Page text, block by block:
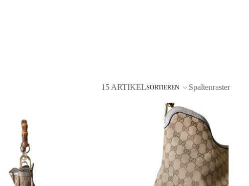
15 ARTIKELSORTIEREN Spaltenraster